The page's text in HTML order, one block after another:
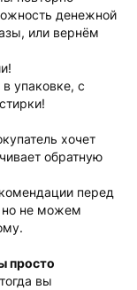
денежной
или вернём
упаковке, с
хочет
обратную
перед
но не можем
просто
вы